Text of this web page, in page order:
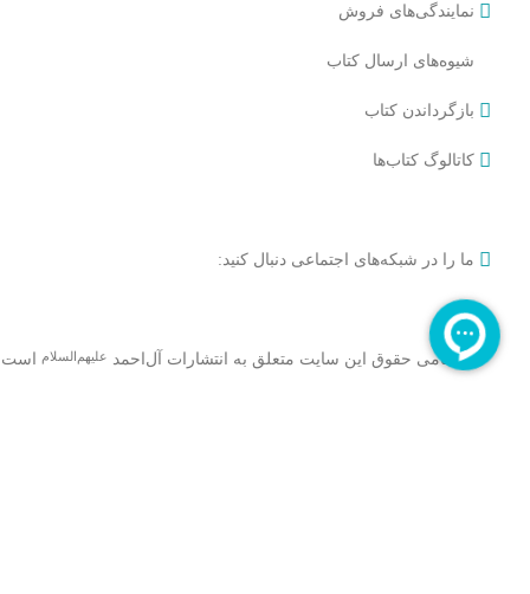
نمایندگی‌های فروش
شیوه‌های ارسال کتاب
بازگرداندن کتاب
کاتالوگ کتاب‌ها
ما را در شبکه‌های اجتماعی دنبال کنید:
تمامی حقوق این سایت متعلق به انتشارات آل‌احمد علیهم‌السلام